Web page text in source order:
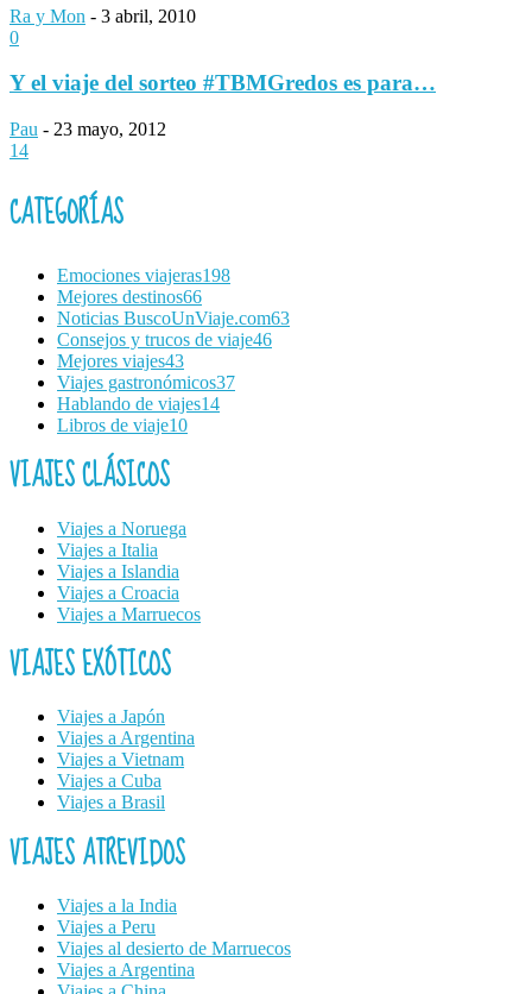
Ra y Mon - 3 abril, 2010
0
Y el viaje del sorteo #TBMGredos es para…
Pau - 23 mayo, 2012
14
CATEGORÍAS
Emociones viajeras198
Mejores destinos66
Noticias BuscoUnViaje.com63
Consejos y trucos de viaje46
Mejores viajes43
Viajes gastronómicos37
Hablando de viajes14
Libros de viaje10
VIAJES CLÁSICOS
Viajes a Noruega
Viajes a Italia
Viajes a Islandia
Viajes a Croacia
Viajes a Marruecos
VIAJES EXÓTICOS
Viajes a Japón
Viajes a Argentina
Viajes a Vietnam
Viajes a Cuba
Viajes a Brasil
VIAJES ATREVIDOS
Viajes a la India
Viajes a Peru
Viajes al desierto de Marruecos
Viajes a Argentina